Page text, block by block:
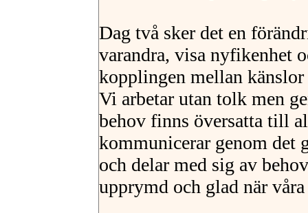
Dag två sker det en
varandra, visa nyfikenhet
kopplingen mellan
Vi arbetar utan tolk men
behov finns översatta till
kommunicerar genom det
och delar med sig av
upprymd och glad när